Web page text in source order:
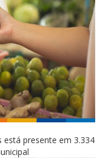
está presente em 3.334